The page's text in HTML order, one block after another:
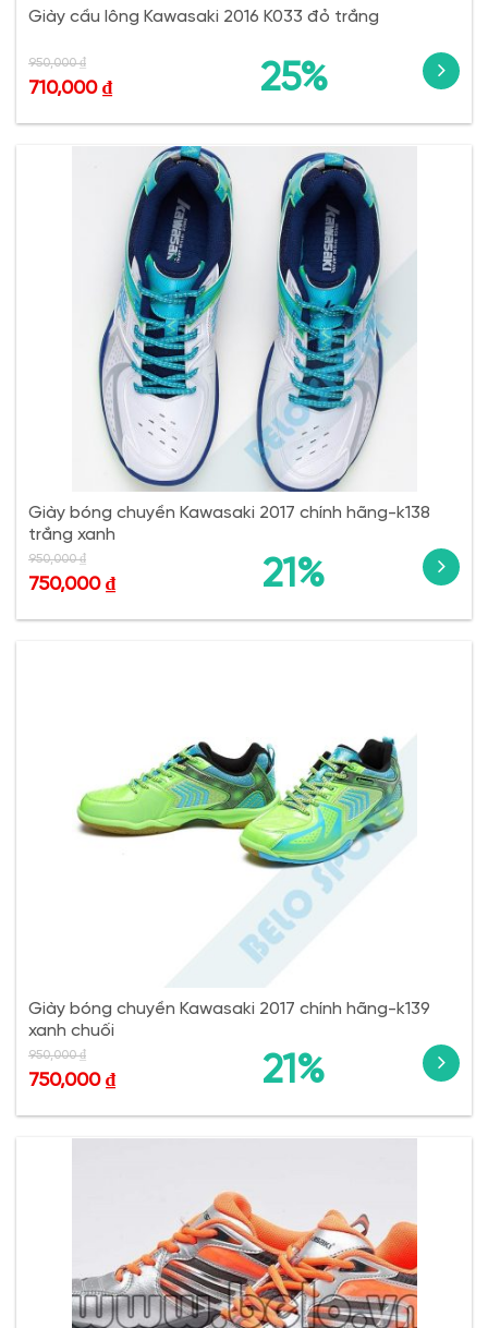
Giày cầu lông Kawasaki 2016 K033 đỏ trắng
25%
950,000₫
710,000 ₫
Giày bóng chuyền Kawasaki 2017 chính hãng-k138
trắng xanh
21%
950,000₫
750,000 ₫
Giày bóng chuyền Kawasaki 2017 chính hãng-k139
xanh chuối
21%
950,000₫
750,000 ₫